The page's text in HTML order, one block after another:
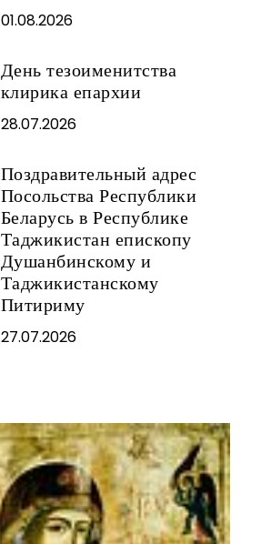
01.08.2026
День тезоименитства
клирика епархии
28.07.2026
Поздравительный адрес
Посольства Республики
Беларусь в Республике
Таджикистан епископу
Душанбинскому и
Таджикистанскому
Питириму
27.07.2026